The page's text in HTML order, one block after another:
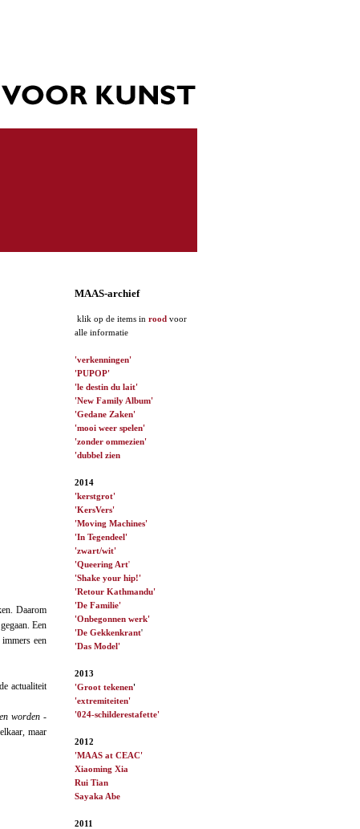
Daarom
Een
een
actualiteit
worden -
maar
MAAS-archief
klik op de items in rood voor
alle informatie
'verkenningen'
'PUPOP'
'le destin du lait'
'New Family Album'
'Gedane Zaken'
'mooi weer spelen'
'zonder ommezien'
'dubbel zien
2014
'kerstgrot'
'KersVers'
'Moving Machines'
'In Tegendeel'
'zwart/wit'
'Queering Art'
'Shake your hip!'
'Retour Kathmandu'
'De Familie'
'Onbegonnen werk'
'De Gekkenkrant'
'Das Model'
2013
'Groot tekenen'
'extremiteiten'
'024-schilderestafette'
2012
'MAAS at CEAC'
Xiaoming Xia
Rui Tian
Sayaka Abe
2011